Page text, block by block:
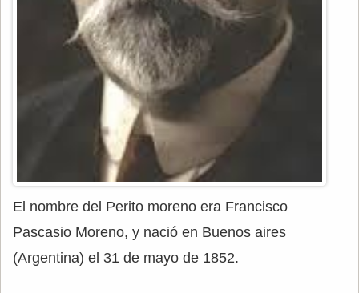
El nombre del Perito moreno era Francisco
Pascasio Moreno, y nació en Buenos aires
(Argentina) el 31 de mayo de 1852.